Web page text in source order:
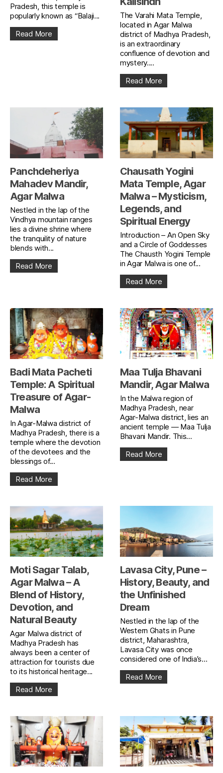
Pradesh, this temple is
popularly known as “Balaji...
Read More
The Varahi Mata Temple,
located in Agar Malwa
district of Madhya Pradesh,
is an extraordinary
confluence of devotion and
mystery....
Read More
Panchdeheriya
Mahadev Mandir,
Agar Malwa
Nestled in the lap of the
Vindhya mountain ranges
lies a divine shrine where
the tranquility of nature
blends with...
Read More
Chausath Yogini
Mata Temple, Agar
Malwa – Mysticism,
Legends, and
Spiritual Energy
Introduction – An Open Sky
and a Circle of Goddesses
The Chausth Yogini Temple
in Agar Malwa is one of...
Read More
Badi Mata Pacheti
Temple: A Spiritual
Treasure of Agar-
Malwa
In Agar-Malwa district of
Madhya Pradesh, there is a
temple where the devotion
of the devotees and the
blessings of...
Read More
Maa Tulja Bhavani
Mandir, Agar Malwa
In the Malwa region of
Madhya Pradesh, near
Agar-Malwa district, lies an
ancient temple — Maa Tulja
Bhavani Mandir. This...
Read More
Moti Sagar Talab,
Agar Malwa – A
Blend of History,
Devotion, and
Natural Beauty
Agar Malwa district of
Madhya Pradesh has
always been a center of
attraction for tourists due
to its historical heritage...
Read More
Lavasa City, Pune –
History, Beauty, and
the Unfinished
Dream
Nestled in the lap of the
Western Ghats in Pune
district, Maharashtra,
Lavasa City was once
considered one of India’s...
Read More